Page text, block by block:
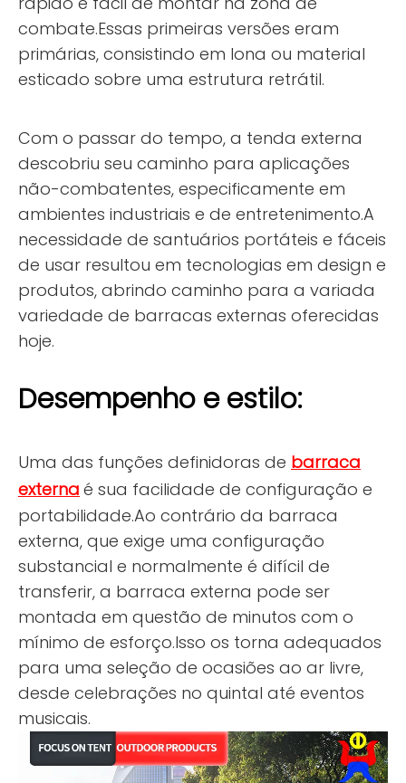
combate.Essas primeiras versões eram
primárias, consistindo em lona ou material
esticado sobre uma estrutura retrátil.
Com o passar do tempo, a tenda externa
descobriu seu caminho para aplicações
não-combatentes, especificamente em
ambientes industriais e de entretenimento.A
necessidade de santuários portáteis e fáceis
de usar resultou em tecnologias em design e
produtos, abrindo caminho para a variada
variedade de barracas externas oferecidas
hoje.
Desempenho e estilo:
Uma das funções definidoras de barraca
externa é sua facilidade de configuração e
portabilidade.Ao contrário da barraca
externa, que exige uma configuração
substancial e normalmente é difícil de
transferir, a barraca externa pode ser
montada em questão de minutos com o
mínimo de esforço.Isso os torna adequados
para uma seleção de ocasiões ao ar livre,
desde celebrações no quintal até eventos
musicais.